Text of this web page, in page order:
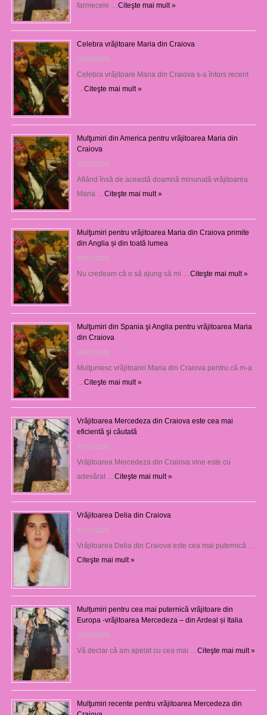
farmecele … Citeşte mai mult »
Celebra vrăjitoare Maria din Craiova
06/08/2026
Celebra vrăjitoare Maria din Craiova s-a întors recent
Citeşte mai mult »
Mulţumiri din America pentru vrăjitoarea Maria din
Craiova
31/07/2026
Aflând însă de această doamnă minunată vrăjitoarea
Maria … Citeşte mai mult »
Mulţumiri pentru vrăjitoarea Maria din Craiova primite
din Anglia și din toată lumea
29/07/2026
Nu credeam că o să ajung să mi … Citeşte mai mult »
Mulţumiri din Spania şi Anglia pentru vrăjitoarea Maria
din Craiova
28/07/2026
Mulţumesc vrăjitoarei Maria din Craiova pentru că m-a
Citeşte mai mult »
Vrăjitoarea Mercedeza din Craiova este cea mai
eficientă şi căutată
27/07/2026
Vrăjitoarea Mercedeza din Craiova vine este cu
adevărat … Citeşte mai mult »
Vrăjitoarea Delia din Craiova
27/07/2026
Vrăjitoarea Delia din Craiova este cea mai puternică …
Citeşte mai mult »
Mulțumiri pentru cea mai puternică vrăjitoare din
Europa -vrăjitoarea Mercedeza – din Ardeal și Italia
23/07/2026
Vă declar că am apelat cu cea mai … Citeşte mai mult »
Mulţumiri recente pentru vrăjitoarea Mercedeza din